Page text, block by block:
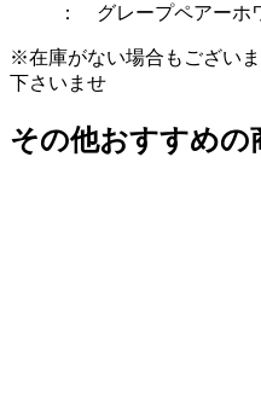
： グレープペアーホ
※在庫がない場合もござい
下さいませ
その他おすすめの